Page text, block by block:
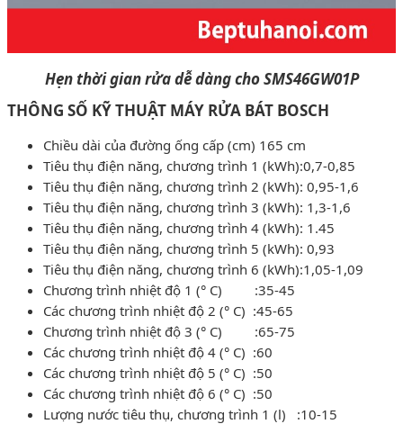
Hẹn thời gian rửa dễ dàng cho SMS46GW01P
THÔNG SỐ KỸ THUẬT MÁY RỬA BÁT BOSCH
Chiều dài của đường ống cấp (cm) 165 cm
Tiêu thụ điện năng, chương trình 1 (kWh):0,7-0,85
Tiêu thụ điện năng, chương trình 2 (kWh): 0,95-1,6
Tiêu thụ điện năng, chương trình 3 (kWh): 1,3-1,6
Tiêu thụ điện năng, chương trình 4 (kWh): 1.45
Tiêu thụ điện năng, chương trình 5 (kWh): 0,93
Tiêu thụ điện năng, chương trình 6 (kWh):1,05-1,09
Chương trình nhiệt độ 1 (° C) :35-45
Các chương trình nhiệt độ 2 (° C) :45-65
Chương trình nhiệt độ 3 (° C) :65-75
Các chương trình nhiệt độ 4 (° C) :60
Các chương trình nhiệt độ 5 (° C) :50
Các chương trình nhiệt độ 6 (° C) :50
Lượng nước tiêu thụ, chương trình 1 (l) :10-15